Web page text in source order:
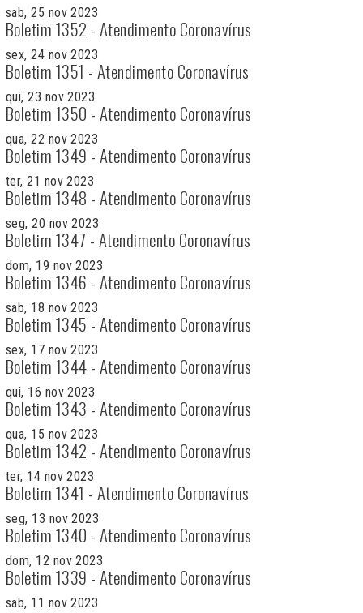
sab, 25 nov 2023
Boletim 1352 - Atendimento Coronavírus
sex, 24 nov 2023
Boletim 1351 - Atendimento Coronavírus
qui, 23 nov 2023
Boletim 1350 - Atendimento Coronavírus
qua, 22 nov 2023
Boletim 1349 - Atendimento Coronavírus
ter, 21 nov 2023
Boletim 1348 - Atendimento Coronavírus
seg, 20 nov 2023
Boletim 1347 - Atendimento Coronavírus
dom, 19 nov 2023
Boletim 1346 - Atendimento Coronavírus
sab, 18 nov 2023
Boletim 1345 - Atendimento Coronavírus
sex, 17 nov 2023
Boletim 1344 - Atendimento Coronavírus
qui, 16 nov 2023
Boletim 1343 - Atendimento Coronavírus
qua, 15 nov 2023
Boletim 1342 - Atendimento Coronavírus
ter, 14 nov 2023
Boletim 1341 - Atendimento Coronavírus
seg, 13 nov 2023
Boletim 1340 - Atendimento Coronavírus
dom, 12 nov 2023
Boletim 1339 - Atendimento Coronavírus
sab, 11 nov 2023